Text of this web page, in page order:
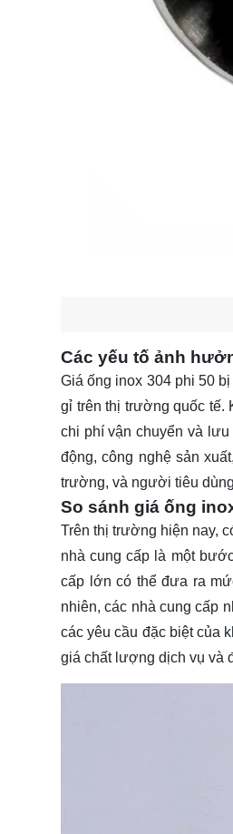
Các yếu tố ảnh
Giá ống inox 304 phi 50
gỉ trên thị trường quốc tế.
chi phí vận chuyển và
động, công nghệ sản
trường, và người tiêu
So sánh giá ống
Trên thị trường hiện nay,
nhà cung cấp là một
cấp lớn có thể đưa ra
nhiên, các nhà cung cấp
các yêu cầu đặc biệt của
giá chất lượng dịch vụ và